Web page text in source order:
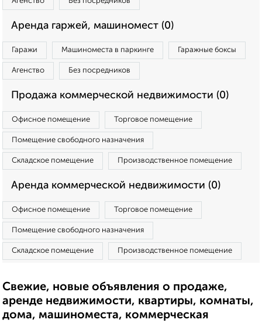
Аренда гаржей, машиномест (0)
Гаражи Машиноместа в паркинге Гаражные боксы
Агенство Без посредников
Продажа коммерческой недвижимости (0)
Офисное помещение Торговое помещение
Помещение свободного назначения
Складское помещение Производственное помещение
Аренда коммерческой недвижимости (0)
Офисное помещение Торговое помещение
Помещение свободного назначения
Складское помещение Производственное помещение
Свежие, новые объявления о продаже,
аренде недвижимости, квартиры, комнаты,
дома, машиноместа, коммерческая